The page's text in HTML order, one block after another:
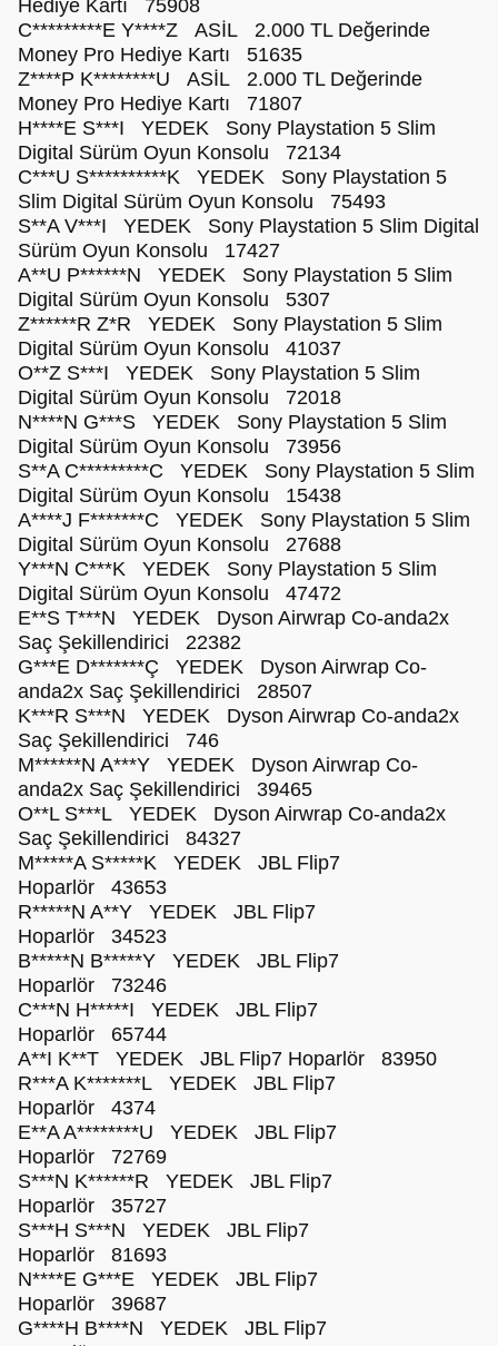
Hediye Kartı 75908
C*********E Y****Z ASİL 2.000 TL Değerinde
Money Pro Hediye Kartı 51635
Z****P K********U ASİL 2.000 TL Değerinde
Money Pro Hediye Kartı 71807
H****E S***I YEDEK Sony Playstation 5 Slim
Digital Sürüm Oyun Konsolu 72134
C***U S**********K YEDEK Sony Playstation 5
Slim Digital Sürüm Oyun Konsolu 75493
S**A V***I YEDEK Sony Playstation 5 Slim Digital
Sürüm Oyun Konsolu 17427
A**U P******N YEDEK Sony Playstation 5 Slim
Digital Sürüm Oyun Konsolu 5307
Z******R Z*R YEDEK Sony Playstation 5 Slim
Digital Sürüm Oyun Konsolu 41037
O**Z S***I YEDEK Sony Playstation 5 Slim
Digital Sürüm Oyun Konsolu 72018
N****N G***S YEDEK Sony Playstation 5 Slim
Digital Sürüm Oyun Konsolu 73956
S**A C*********C YEDEK Sony Playstation 5 Slim
Digital Sürüm Oyun Konsolu 15438
A****J F*******C YEDEK Sony Playstation 5 Slim
Digital Sürüm Oyun Konsolu 27688
Y***N C***K YEDEK Sony Playstation 5 Slim
Digital Sürüm Oyun Konsolu 47472
E**S T***N YEDEK Dyson Airwrap Co-anda2x
Saç Şekillendirici 22382
G***E D*******Ç YEDEK Dyson Airwrap Co-
anda2x Saç Şekillendirici 28507
K***R S***N YEDEK Dyson Airwrap Co-anda2x
Saç Şekillendirici 746
M******N A***Y YEDEK Dyson Airwrap Co-
anda2x Saç Şekillendirici 39465
O**L S***L YEDEK Dyson Airwrap Co-anda2x
Saç Şekillendirici 84327
M*****A S*****K YEDEK JBL Flip7
Hoparlör 43653
R*****N A**Y YEDEK JBL Flip7
Hoparlör 34523
B*****N B*****Y YEDEK JBL Flip7
Hoparlör 73246
C***N H*****I YEDEK JBL Flip7
Hoparlör 65744
A**I K**T YEDEK JBL Flip7 Hoparlör 83950
R***A K*******L YEDEK JBL Flip7
Hoparlör 4374
E**A A********U YEDEK JBL Flip7
Hoparlör 72769
S***N K******R YEDEK JBL Flip7
Hoparlör 35727
S***H S***N YEDEK JBL Flip7
Hoparlör 81693
N****E G***E YEDEK JBL Flip7
Hoparlör 39687
G****H B****N YEDEK JBL Flip7